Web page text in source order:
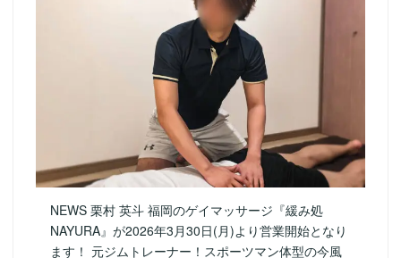
NEWS 栗村 英斗 福岡のゲイマッサージ『緩み処
NAYURA』が2026年3月30日(月)より営業開始となり
ます！ 元ジムトレーナー！スポーツマン体型の今風